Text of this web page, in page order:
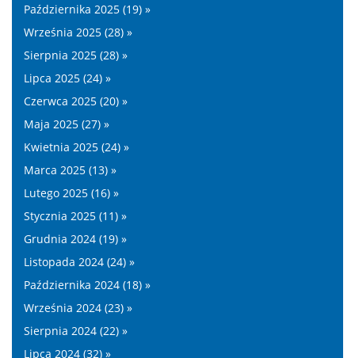
Października 2025 (19) »
Września 2025 (28) »
Sierpnia 2025 (28) »
Lipca 2025 (24) »
Czerwca 2025 (20) »
Maja 2025 (27) »
Kwietnia 2025 (24) »
Marca 2025 (13) »
Lutego 2025 (16) »
Stycznia 2025 (11) »
Grudnia 2024 (19) »
Listopada 2024 (24) »
Października 2024 (18) »
Września 2024 (23) »
Sierpnia 2024 (22) »
Lipca 2024 (32) »